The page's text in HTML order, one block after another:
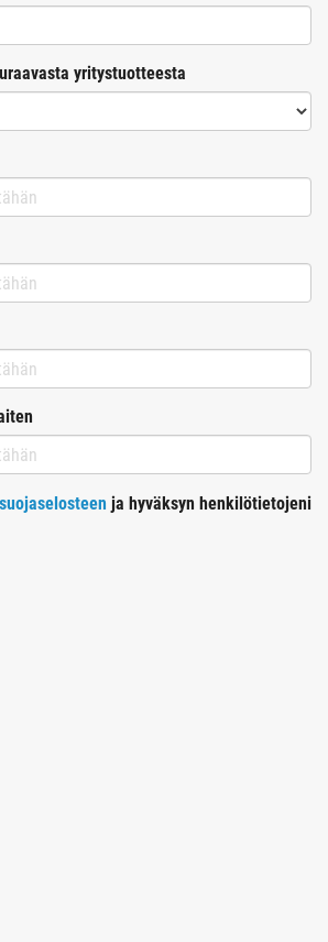
yritystuotteesta
ja hyväksyn henkilötietojeni